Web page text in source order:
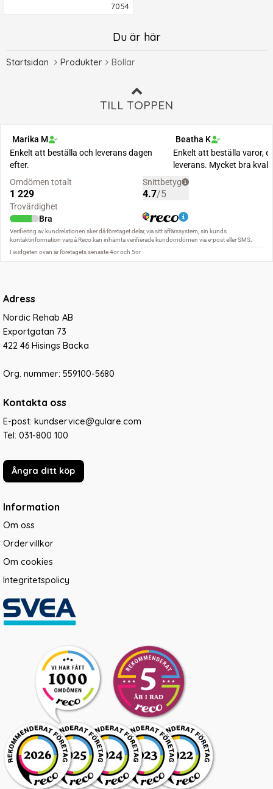
7054
Du är här
Startsidan Produkter Bollar
TILL TOPPEN
Adress
Nordic Rehab AB
Exportgatan 73
422 46 Hisings Backa
Org. nummer: 559100-5680
Kontakta oss
E-post: kundservice@gulare.com
Tel: 031-800 100
Ångra ditt köp
Information
Om oss
Ordervillkor
Om cookies
Integritetspolicy